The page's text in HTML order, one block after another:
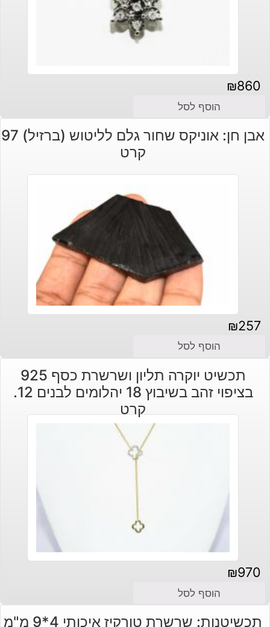
₪860
הוסף לסל
אבן חן: אוניקס שחור גלם לליטוש (ברזיל) 97
קרט
₪257
הוסף לסל
תכשיט יוקרה תליון ושרשרת כסף 925
בציפוי זהב בשיבוץ 18 יהלומים לבנים 12.
קרט
₪970
הוסף לסל
תכשיטנות: שרשרת טורקיז איכותי 4*9 מ"מ